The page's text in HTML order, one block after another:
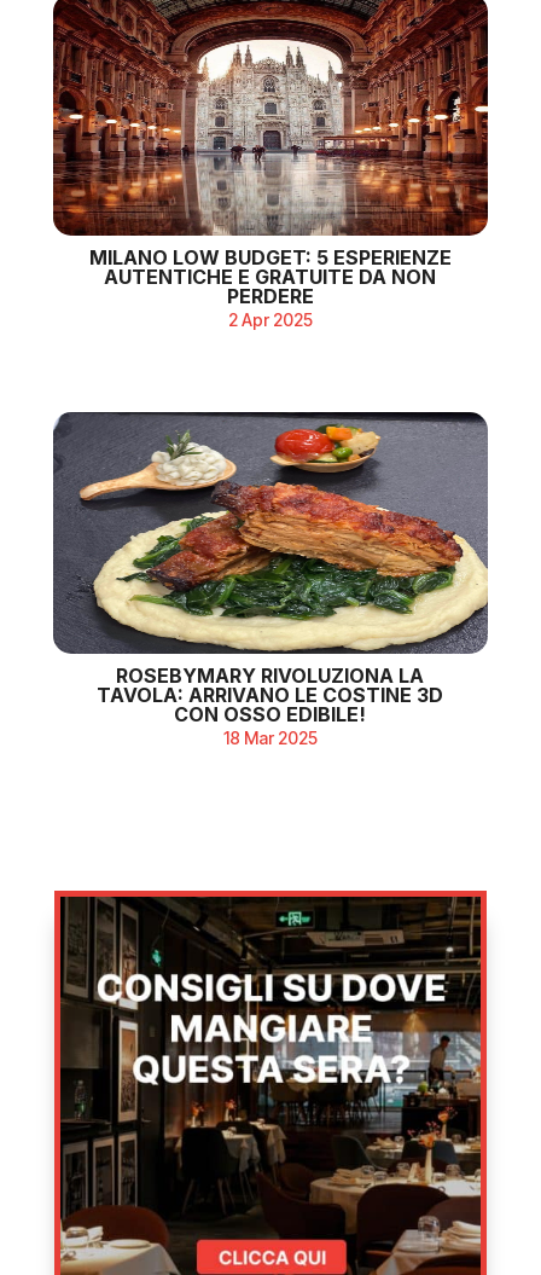
MILANO LOW BUDGET: 5 ESPERIENZE
AUTENTICHE E GRATUITE DA NON
PERDERE
2 Apr 2025
ROSEBYMARY RIVOLUZIONA LA
TAVOLA: ARRIVANO LE COSTINE 3D
CON OSSO EDIBILE!
18 Mar 2025